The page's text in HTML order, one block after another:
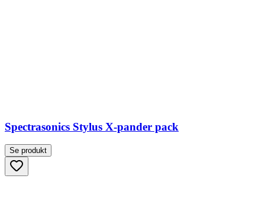
Spectrasonics Stylus X-pander pack
Se produkt